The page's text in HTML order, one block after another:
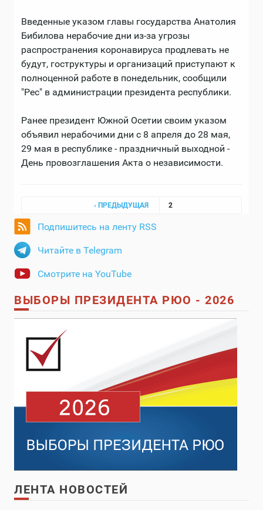
Введенные указом главы государства Анатолия
Бибилова нерабочие дни из-за угрозы
распространения коронавируса продлевать не
будут, гоструктуры и организаций приступают к
полноценной работе в понедельник, сообщили
"Рес" в администрации президента республики.
Ранее президент Южной Осетии своим указом
объявил нерабочими дни с 8 апреля до 28 мая,
29 мая в республике - праздничный выходной -
День провозглашения Акта о независимости.
Страницы‹ ПРЕДЫДУЩАЯ 2
Подпишитесь на ленту RSS
Читайте в Telegram
Смотрите на YouTube
ВЫБОРЫ ПРЕЗИДЕНТА РЮО - 2026
ЛЕНТА НОВОСТЕЙ